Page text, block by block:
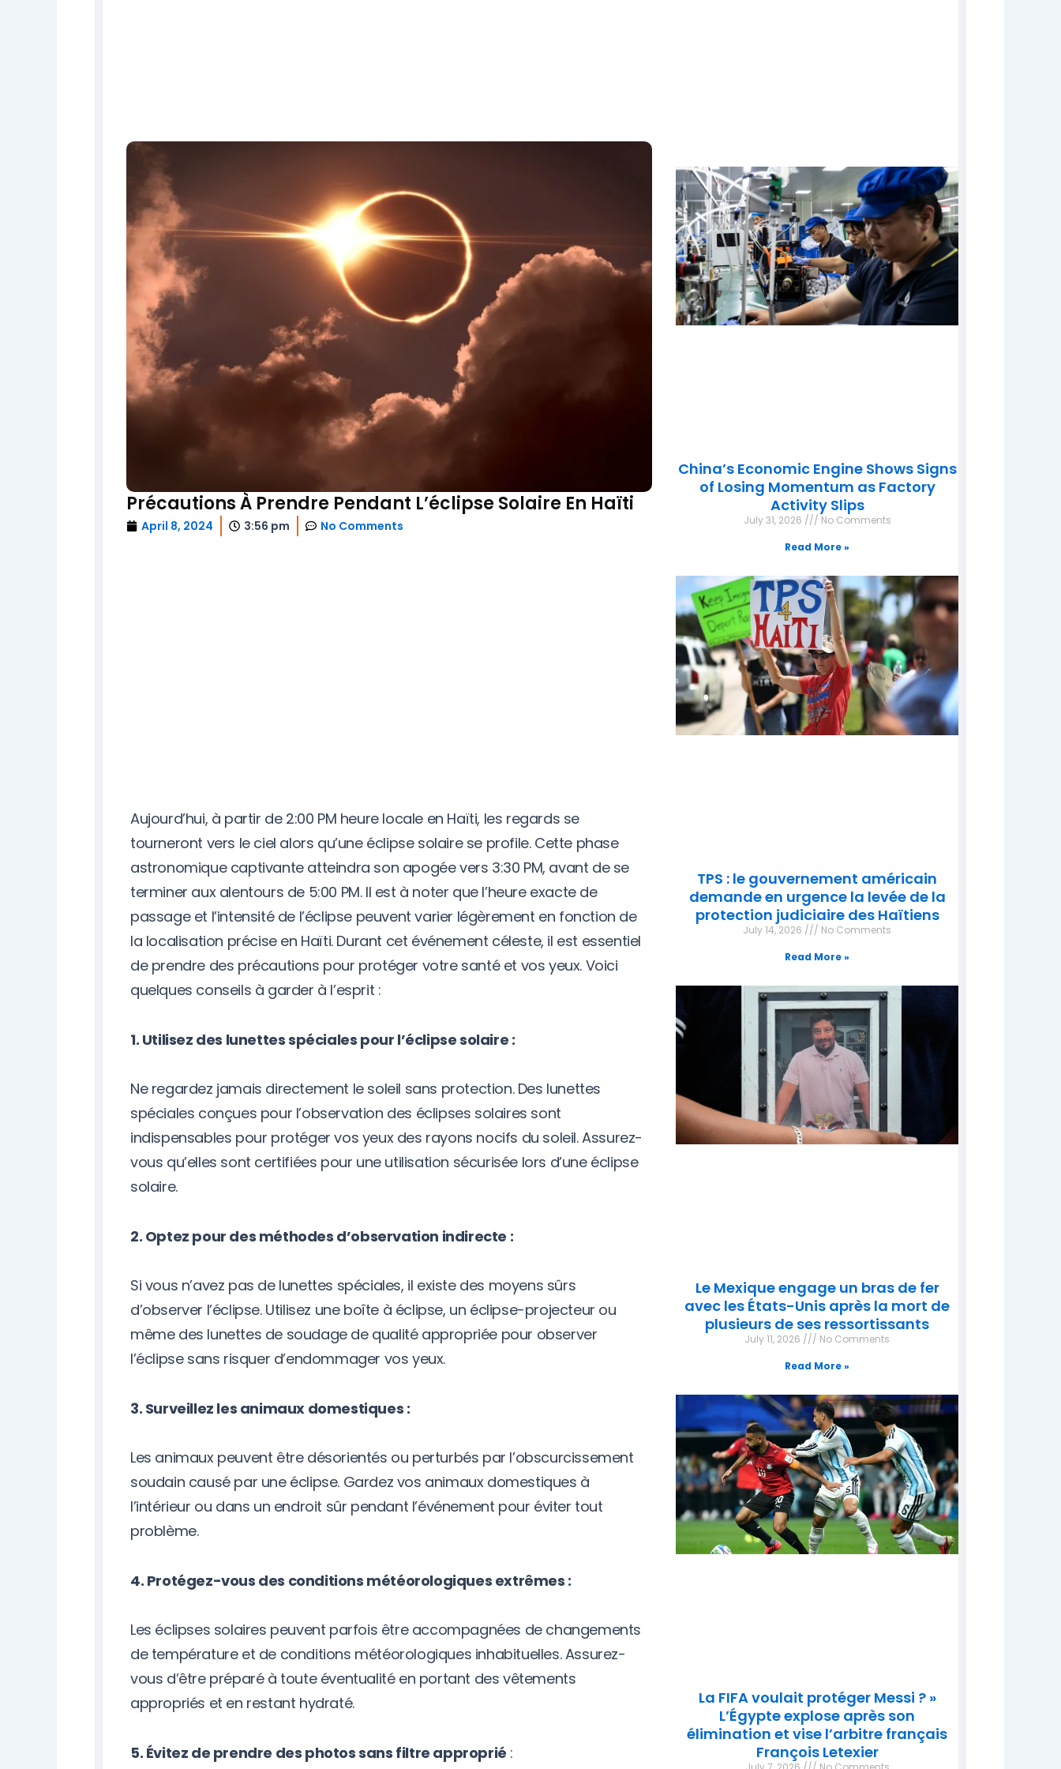
Précautions À Prendre Pendant L’éclipse Solaire En Haïti
April 8, 2024 3:56 pm No Comments
Aujourd’hui, à partir de 2:00 PM heure locale en Haïti, les regards se
tourneront vers le ciel alors qu’une éclipse solaire se profile. Cette phase
astronomique captivante atteindra son apogée vers 3:30 PM, avant de se
terminer aux alentours de 5:00 PM. Il est à noter que l’heure exacte de
passage et l’intensité de l’éclipse peuvent varier légèrement en fonction de
la localisation précise en Haïti. Durant cet événement céleste, il est essentiel
de prendre des précautions pour protéger votre santé et vos yeux. Voici
quelques conseils à garder à l’esprit :
1. Utilisez des lunettes spéciales pour l’éclipse solaire :
Ne regardez jamais directement le soleil sans protection. Des lunettes
spéciales conçues pour l’observation des éclipses solaires sont
indispensables pour protéger vos yeux des rayons nocifs du soleil. Assurez-
vous qu’elles sont certifiées pour une utilisation sécurisée lors d’une éclipse
solaire.
2. Optez pour des méthodes d’observation indirecte :
Si vous n’avez pas de lunettes spéciales, il existe des moyens sûrs
d’observer l’éclipse. Utilisez une boîte à éclipse, un éclipse-projecteur ou
même des lunettes de soudage de qualité appropriée pour observer
l’éclipse sans risquer d’endommager vos yeux.
3. Surveillez les animaux domestiques :
Les animaux peuvent être désorientés ou perturbés par l’obscurcissement
soudain causé par une éclipse. Gardez vos animaux domestiques à
l’intérieur ou dans un endroit sûr pendant l’événement pour éviter tout
problème.
4. Protégez-vous des conditions météorologiques extrêmes :
Les éclipses solaires peuvent parfois être accompagnées de changements
de température et de conditions météorologiques inhabituelles. Assurez-
vous d’être préparé à toute éventualité en portant des vêtements
appropriés et en restant hydraté.
5. Évitez de prendre des photos sans filtre approprié :
China’s Economic Engine Shows Signs
of Losing Momentum as Factory
Activity Slips
July 31, 2026
No Comments
Read More »
TPS : le gouvernement américain
demande en urgence la levée de la
protection judiciaire des Haïtiens
July 14, 2026
No Comments
Read More »
Le Mexique engage un bras de fer
avec les États-Unis après la mort de
plusieurs de ses ressortissants
July 11, 2026
No Comments
Read More »
La FIFA voulait protéger Messi ? »
L’Égypte explose après son
élimination et vise l’arbitre français
François Letexier